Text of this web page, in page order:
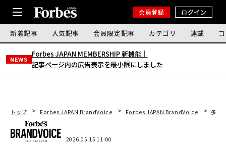
会員登録 ログイン
新着記事 人気記事 会員限定記事 カテゴリ 連載
NEWS
Forbes JAPAN MEMBERSHIP 新機能｜
記事ページ内の広告表示を最小限にしました
トップ Forbes JAPAN BrandVoice Forbes JAPAN BrandVoice 多様
2026.05.15 11:00